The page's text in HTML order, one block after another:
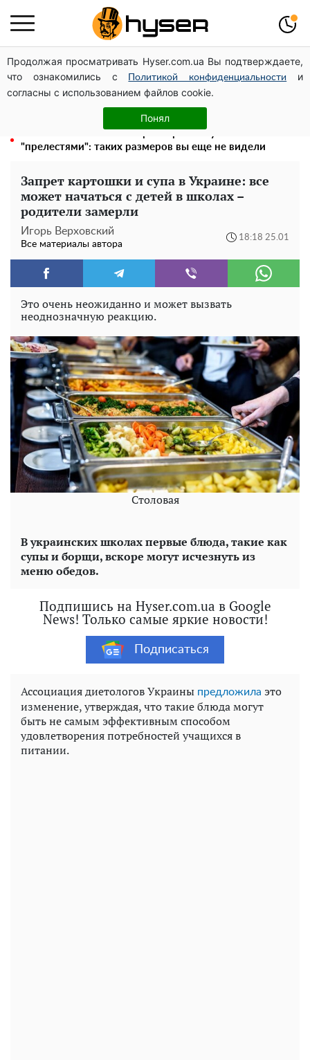
Продолжая просматривать Hyser.com.ua Вы подтверждаете,
что ознакомились с
Политикой конфиденциальности
и
согласны с использованием файлов cookie.
Понял
Голая Елена Тополя в интересных позах заставила
отвисать челюсти: слив видео – было только началом
Елена Тополя слив видео – это далеко не все:
фронтмен "Антитела" Тарас Тополя стал следующим
"прелестями": таких размеров вы еще не видели
Запрет картошки и супа в Украине: все
может начаться с детей в школах –
родители замерли
Игорь Верховский
Все материалы автора
18:18 25.01
Это очень неожиданно и может вызвать
неоднозначную реакцию.
Столовая
В украинских школах первые блюда, такие как
супы и борщи, вскоре могут исчезнуть из
меню обедов.
Подпишись на Hyser.com.ua в Google
News! Только самые яркие новости!
Подписаться
Ассоциация диетологов Украины предложила это
изменение, утверждая, что такие блюда могут
быть не самым эффективным способом
удовлетворения потребностей учащихся в
питании.